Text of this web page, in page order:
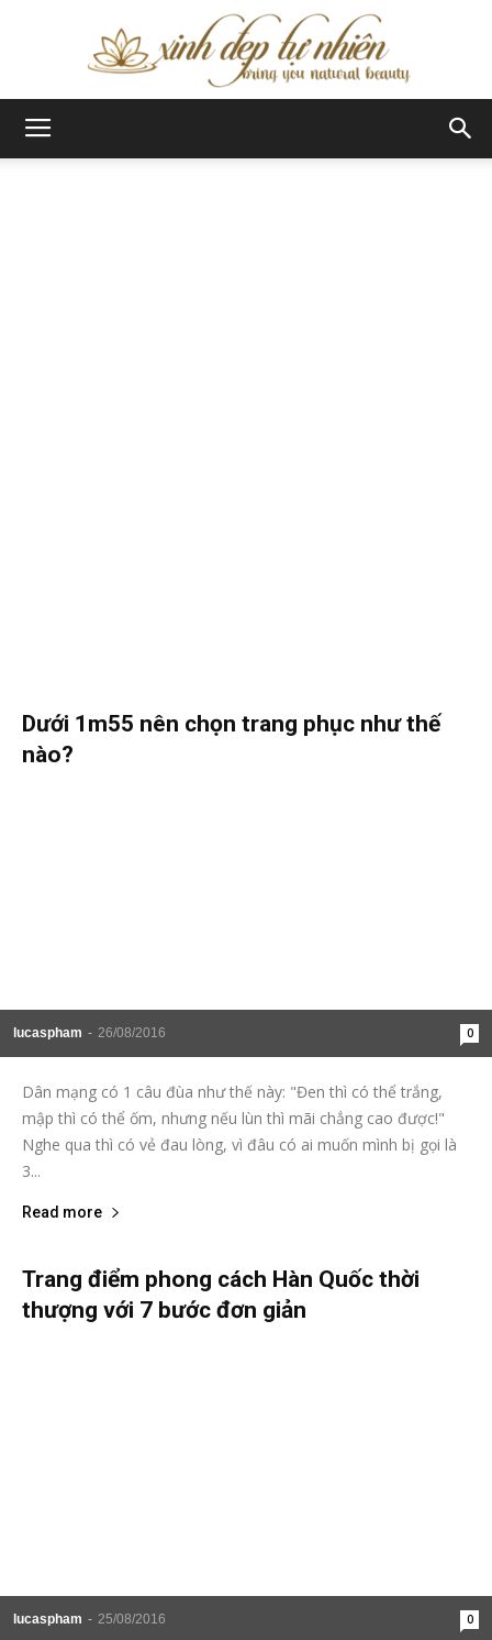
Dưới 1m55 nên chọn trang phục như thế
nào?
lucaspham - 26/08/2016 0
Dân mạng có 1 câu đùa như thế này: "Đen thì có thể trắng,
mập thì có thể ốm, nhưng nếu lùn thì mãi chẳng cao được!"
Nghe qua thì có vẻ đau lòng, vì đâu có ai muốn mình bị gọi là
3...
Read more
Trang điểm phong cách Hàn Quốc thời
thượng với 7 bước đơn giản
lucaspham - 25/08/2016 0